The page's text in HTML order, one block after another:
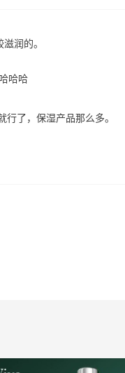
润的。
哈哈
行了，保湿产品那么多。